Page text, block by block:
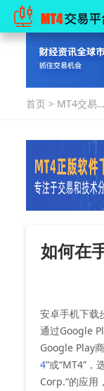
首页 > MT4交易指
如何在
安卓手机下载
通过Google
Google Play
4”或“MT4”
Corp.”的应用